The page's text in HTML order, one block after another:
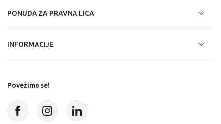
PONUDA ZA PRAVNA LICA
INFORMACIJE
Povežimo se!